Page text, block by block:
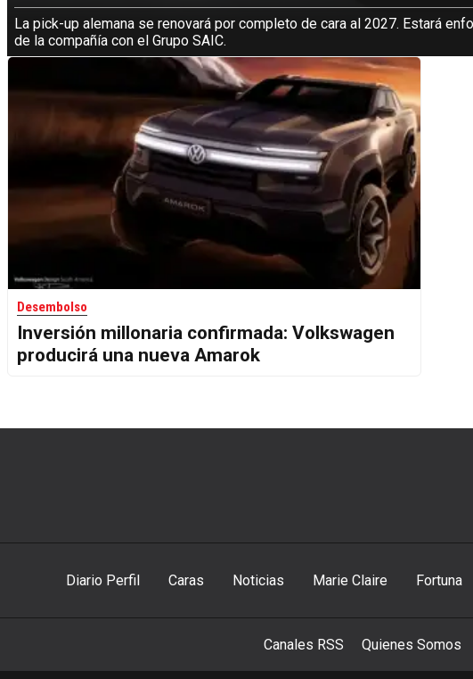
La pick-up alemana se renovará por completo de cara al 2027. Estará
de la compañía con el Grupo SAIC.
Desembolso
Inversión millonaria confirmada: Volkswagen
producirá una nueva Amarok
Diario Perfil Caras Noticias Marie Claire Fortuna
Canales RSS Quienes Somos